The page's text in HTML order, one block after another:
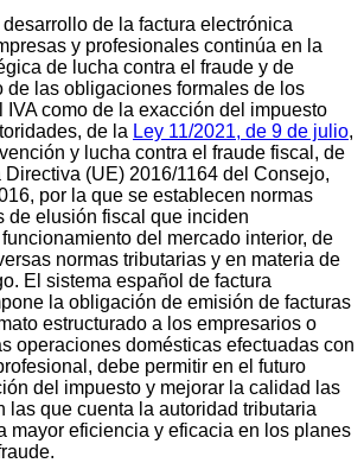
de la factura electrónica
y profesionales continúa en la
de lucha contra el fraude y de
de las obligaciones formales de los
IVA como de la exacción del impuesto
de la Ley 11/2021, de 9 de julio,
y lucha contra el fraude fiscal, de
(UE) 2016/1164 del Consejo,
por la que se establecen normas
de elusión fiscal que inciden
del mercado interior, de
normas tributarias y en materia de
El sistema español de factura
la obligación de emisión de facturas
estructurado a los empresarios o
operaciones domésticas efectuadas con
debe permitir en el futuro
del impuesto y mejorar la calidad las
las que cuenta la autoridad tributaria
mayor eficiencia y eficacia en los planes